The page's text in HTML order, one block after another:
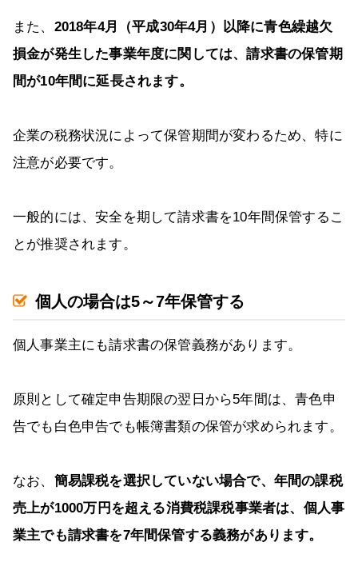
また、 2018年4月（平成30年4月）以降に青色繰越欠
損金が発生した事業年度に関しては、請求書の保管期
間が10年間に延長されます。
企業の税務状況によって保管期間が変わるため、特に
注意が必要です。
一般的には、安全を期して請求書を10年間保管するこ
とが推奨されます。
個人の場合は5～7年保管する
個人事業主にも請求書の保管義務があります。
原則として確定申告期限の翌日から5年間は、青色申
告でも白色申告でも帳簿書類の保管が求められます。
なお、 簡易課税を選択していない場合で、年間の課税
売上が1000万円を超える消費税課税事業者は、個人事
業主でも請求書を7年間保管する義務があります。